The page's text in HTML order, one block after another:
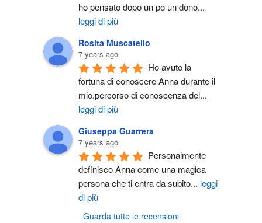
ho pensato dopo un po un dono...
leggi di più
Rosita Muscatello
7 years ago
Ho avuto la
fortuna di conoscere Anna durante il
mio.percorso di conoscenza del...
leggi di più
Giuseppa Guarrera
7 years ago
Personalmente
definisco Anna come una magica
persona che ti entra da subito... leggi
di più
Guarda tutte le recensioni